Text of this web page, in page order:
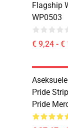
Flagship
WP0503
€ 9,24 - €
Pride
Pride